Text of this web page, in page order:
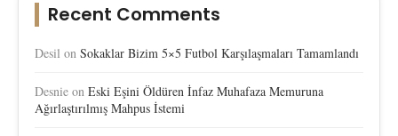
Recent Comments
Desil on Sokaklar Bizim 5×5 Futbol Karşılaşmaları Tamamlandı
Desnie on Eski Eşini Öldüren İnfaz Muhafaza Memuruna
Ağırlaştırılmış Mahpus İstemi